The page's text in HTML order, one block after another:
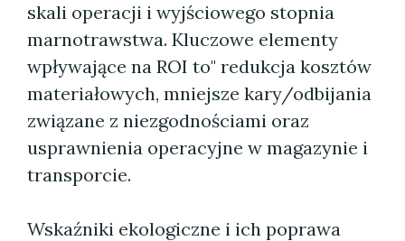
skali operacji i wyjściowego stopnia
marnotrawstwa. Kluczowe elementy
wpływające na ROI to" redukcja kosztów
materiałowych, mniejsze kary/odbijania
związane z niezgodnościami oraz
usprawnienia operacyjne w magazynie i
transporcie.
Wskaźniki ekologiczne i ich poprawa